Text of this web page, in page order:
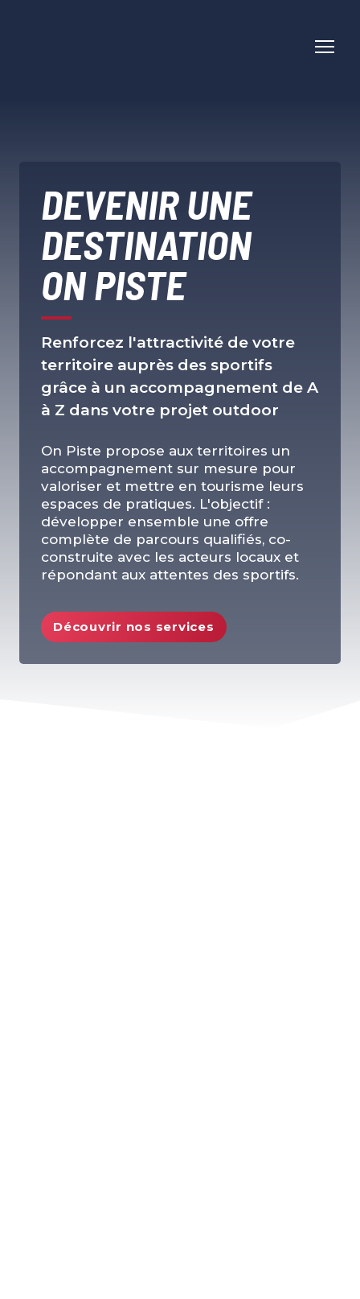
DEVENIR UNE
DESTINATION
ON PISTE
Renforcez l'attractivité de votre
territoire auprès des sportifs
grâce à un accompagnement de A
à Z dans votre projet outdoor
On Piste propose aux territoires un
accompagnement sur mesure pour
valoriser et mettre en tourisme leurs
espaces de pratiques. L'objectif :
développer ensemble une offre
complète de parcours qualifiés, co-
construite avec les acteurs locaux et
répondant aux attentes des sportifs.
Découvrir nos services